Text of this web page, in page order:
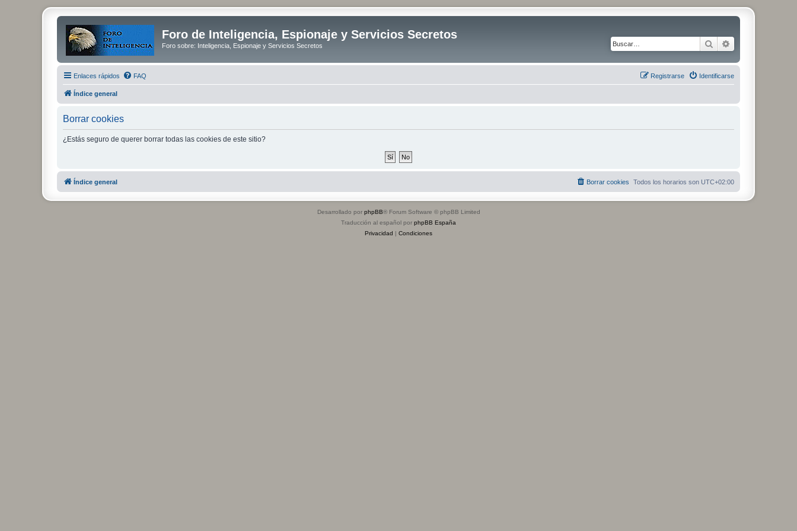
Foro de Inteligencia, Espionaje y Servicios Secretos
Foro sobre: Inteligencia, Espionaje y Servicios Secretos Buscar
Enlaces rápidos FAQ Identificarse
Registrarse
Índice general
Borrar cookies
¿Estás seguro de querer borrar todas las cookies de este sitio?
Índice general Todos los horarios son UTC+02:00
Borrar cookies
Desarrollado por phpBB® Forum Software © phpBB Limited
Traducción al español por phpBB España
Privacidad | Condiciones